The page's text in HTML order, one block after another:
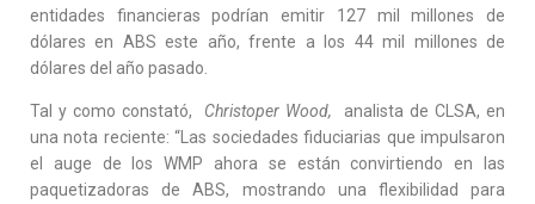
entidades financieras podrían emitir 127 mil millones de
dólares en ABS este año, frente a los 44 mil millones de
dólares del año pasado.
Tal y como constató, Christoper Wood,
analista de CLSA, en
una nota reciente: “Las sociedades fiduciarias que impulsaron
el auge de los WMP ahora se están convirtiendo en las
paquetizadoras de ABS, mostrando una flexibilidad para